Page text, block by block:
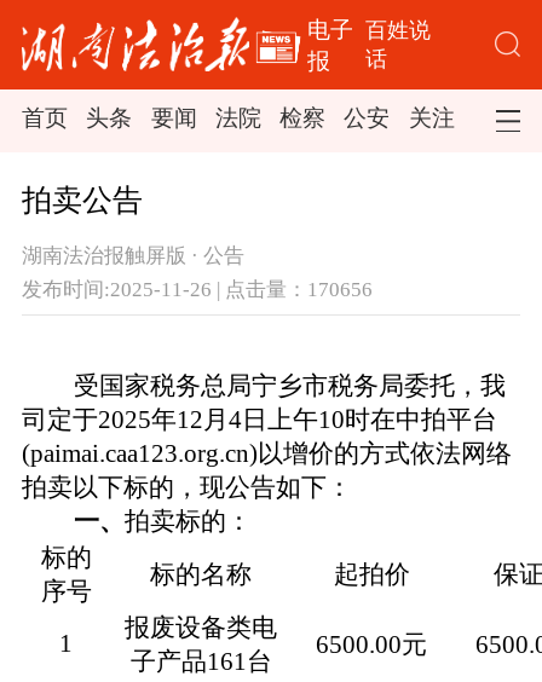
电子
报
百姓说
话
首页 头条 要闻 法院 检察 公安 关注 司法
拍卖公告
湖南法治报触屏版 · 公告
发布时间:2025-11-26 | 点击量：170656
受国家税务总局宁乡市税务局委托，我
司定于2025年12月 4日上午10时在中拍平台
(paimai.caa123.org.cn)以增价的方式依法网络
拍卖以下标的，现公告如下：
一、 拍卖标的：
标的
序号
标的名称 起拍价 保
1
报废设备类电
子产品161台
6500.00元